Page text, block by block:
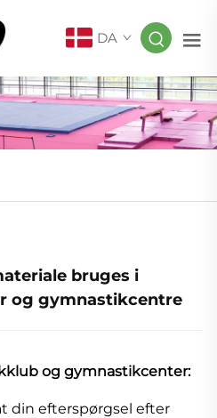
DA
bruges i
og gymnastikcentre
og gymnastikcenter:
din efterspørgsel efter